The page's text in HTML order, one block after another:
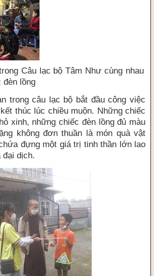
Câu lạc bộ Tâm Như cùng nhau
đèn lồng
trong câu lạc bộ bắt đầu công việc
thúc lúc chiều muộn. Những chiếc
xinh, những chiếc đèn lồng đủ màu
không đơn thuần là món quà vật
đựng một giá trị tinh thần lớn lao
dịch.